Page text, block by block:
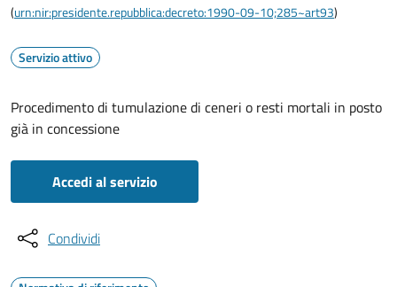
(urn:nir:presidente.repubblica:decreto:1990-09-10;285~art93)
Servizio attivo
Procedimento di tumulazione di ceneri o resti mortali in posto
già in concessione
Accedi al servizio
Condividi